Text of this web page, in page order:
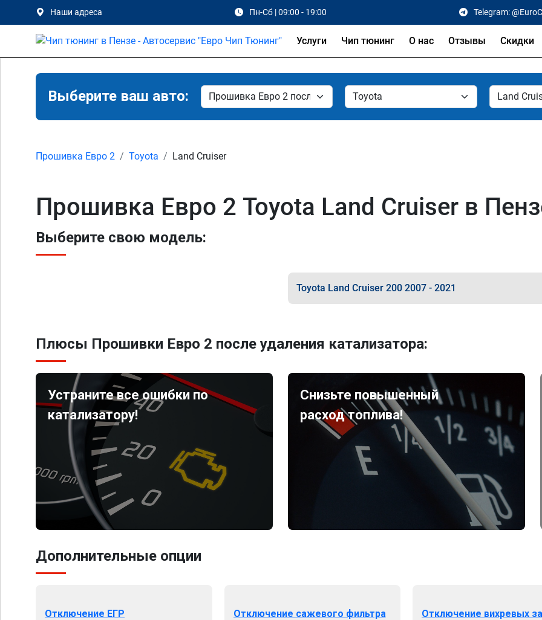
Наши адреса Пн-Сб | 09:00 - 19:00 Telegram:
Услуги Чип тюнинг О нас Отзывы Скидки
Выберите ваш авто:
Прошивка Евро 2 Toyota Land Cruiser
Прошивка Евро 2 Toyota Land Cruiser в
Выберите свою модель:
Toyota Land Cruiser 200 2007 - 2021
Плюсы Прошивки Евро 2 после удаления катализатора:
Устраните все ошибки по
катализатору!
Снизьте повышенный
расход топлива!
Дополнительные опции
Отключение ЕГР Отключение сажевого фильтра Отключение вихревых